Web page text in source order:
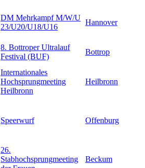
DM Mehrkampf M/W/U
23/U20/U18/U16
Hannover
8. Bottroper Ultralauf
Festival (BUF)
Bottrop
Internationales
Hochsprungmeeting
Heilbronn
Heilbronn
Speerwurf Offenburg
26.
Stabhochsprungmeeting
Beckum